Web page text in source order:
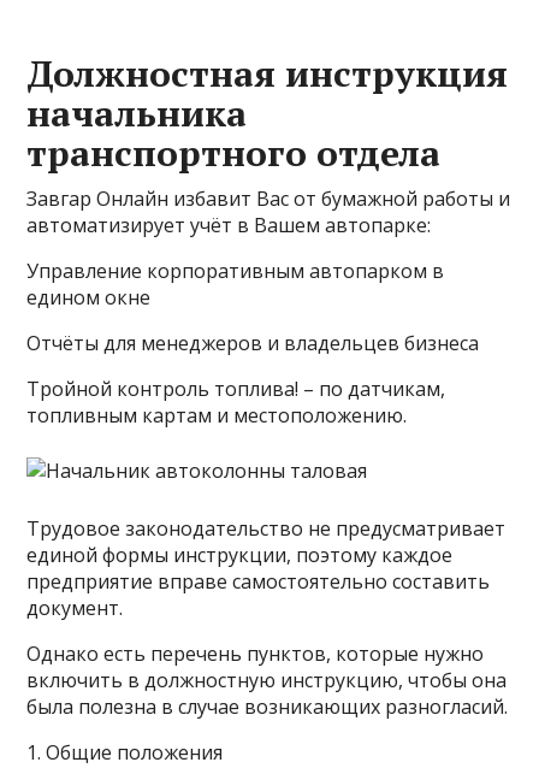
Должностная инструкция
начальника
транспортного отдела
Завгар Онлайн избавит Вас от бумажной работы и
автоматизирует учёт в Вашем автопарке:
Управление корпоративным автопарком в
едином окне
Отчёты для менеджеров и владельцев бизнеса
Тройной контроль топлива! – по датчикам,
топливным картам и местоположению.
Трудовое законодательство не предусматривает
единой формы инструкции, поэтому каждое
предприятие вправе самостоятельно составить
документ.
Однако есть перечень пунктов, которые нужно
включить в должностную инструкцию, чтобы она
была полезна в случае возникающих разногласий.
1. Общие положения